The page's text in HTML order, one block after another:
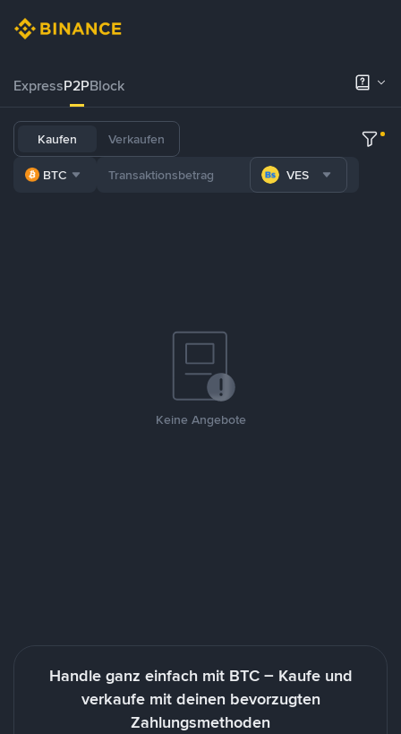
ExpressP2PBlock
Kaufen Verkaufen
BTC VES
Keine Angebote
Handle ganz einfach mit BTC – Kaufe und
verkaufe mit deinen bevorzugten
Zahlungsmethoden